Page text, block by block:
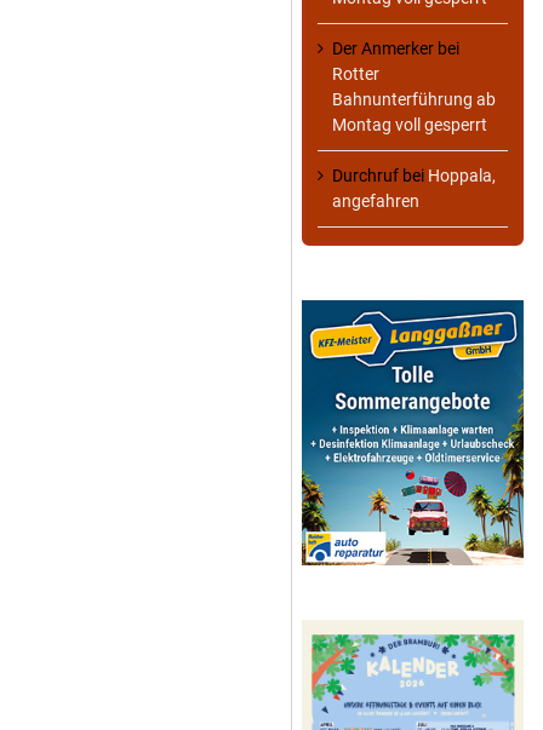
Der Anmerker bei
Rotter
Bahnunterführung ab
Montag voll gesperrt
Durchruf bei Hoppala,
angefahren